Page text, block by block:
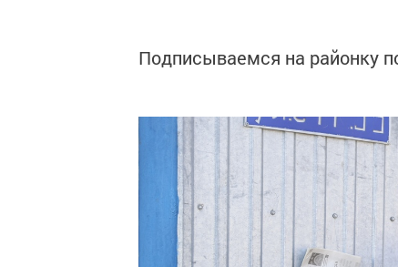
Подписываемся на районку